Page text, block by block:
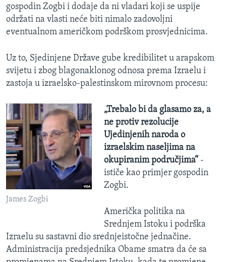
gospodin Zogbi i dodaje da ni vladari koji se uspije
održati na vlasti neće biti nimalo zadovoljni
eventualnom američkom podrškom prosvjednicima.
Uz to, Sjedinjene Države gube kredibilitet u arapskom
svijetu i zbog blagonaklonog odnosa prema Izraelu i
zastoja u izraelsko-palestinskom mirovnom procesu:
James Zogbi
„Trebalo bi da glasamo za, a
ne protiv rezolucije
Ujedinjenih naroda o
izraelskim naseljima na
okupiranim područjima“-
ističe kao primjer gospodin
Zogbi.
Američka politika na
Srednjem Istoku i podrška
Izraelu su sastavni dio srednjeistočne jednačine.
Administracija predsjednika Obame smatra da će sa